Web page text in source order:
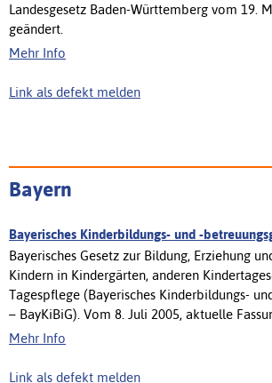
Landesgesetz Baden-Württemberg vom 19.
geändert.
Mehr Info
Link als defekt melden
Bayern
Bayerisches Kinderbildungs- und -
Bayerisches Gesetz zur Bildung, Erziehung
Kindern in Kindergärten, anderen
Tagespflege (Bayerisches Kinderbildungs-
– BayKiBiG). Vom 8. Juli 2005, aktuelle
Mehr Info
Link als defekt melden